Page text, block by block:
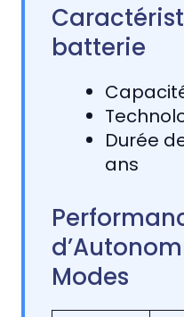
batterie
Durée
ans
Modes